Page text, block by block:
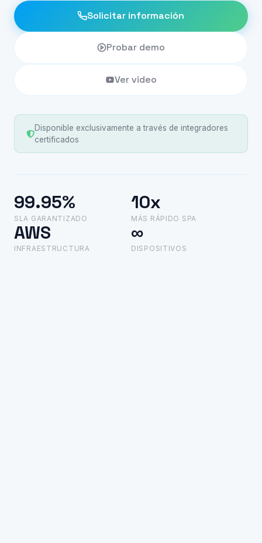
Solicitar información
Probar demo
Ver video
Disponible exclusivamente a través de integradores
certificados
99.95%
SLA GARANTIZADO
10x
MÁS RÁPIDO SPA
AWS
INFRAESTRUCTURA
∞
DISPOSITIVOS